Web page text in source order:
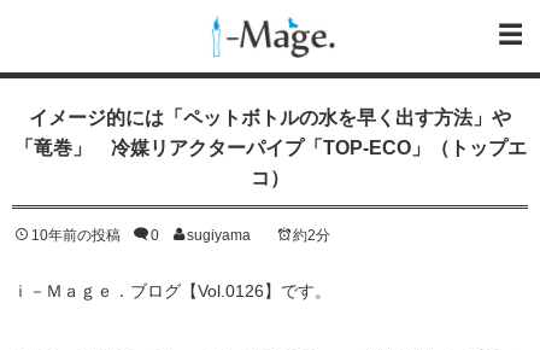
イメージ的には「ペットボトルの水を早く出す方法」や
「竜巻」 冷媒リアクターパイプ「TOP-ECO」（トップエ
コ）
10年前の投稿 0 sugiyama 約2分
ｉ－Ｍａｇｅ．ブログ【Vol.0126】です。